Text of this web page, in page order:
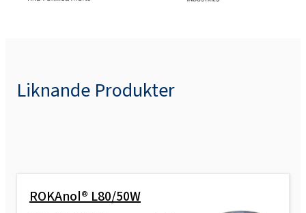
Liknande Produkter
ROKAnol® L80/50W